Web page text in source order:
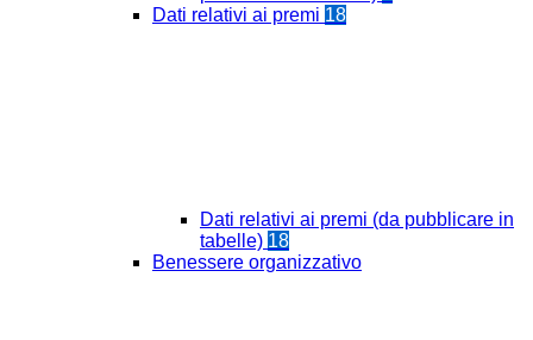
Dati relativi ai premi 18
Dati relativi ai premi (da pubblicare in
tabelle) 18
Benessere organizzativo